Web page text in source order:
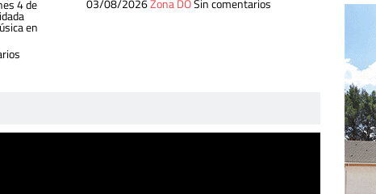
4 de
en
03/08/2026Zona DOSin comentarios